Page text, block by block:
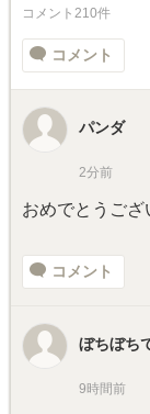
コメント210件
コメント
パンダ
2分前
おめでとうござ
コメント
ぼちぼち
9時間前